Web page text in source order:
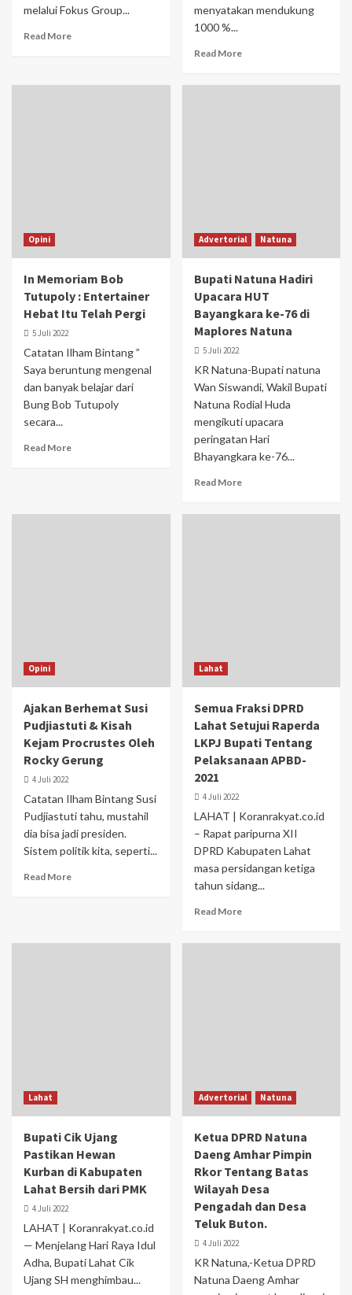
melalui Fokus Group...
Read More
menyatakan mendukung
1000 %...
Read More
Opini
In Memoriam Bob
Tutupoly : Entertainer
Hebat Itu Telah Pergi
5 Juli 2022
Catatan Ilham Bintang ”
Saya beruntung mengenal
dan banyak belajar dari
Bung Bob Tutupoly
secara...
Read More
Advertorial Natuna
Bupati Natuna Hadiri
Upacara HUT
Bayangkara ke-76 di
Maplores Natuna
5 Juli 2022
KR Natuna-Bupati natuna
Wan Siswandi, Wakil Bupati
Natuna Rodial Huda
mengikuti upacara
peringatan Hari
Bhayangkara ke-76...
Read More
Opini
Ajakan Berhemat Susi
Pudjiastuti & Kisah
Kejam Procrustes Oleh
Rocky Gerung
4 Juli 2022
Catatan Ilham Bintang Susi
Pudjiastuti tahu, mustahil
dia bisa jadi presiden.
Sistem politik kita, seperti...
Read More
Lahat
Semua Fraksi DPRD
Lahat Setujui Raperda
LKPJ Bupati Tentang
Pelaksanaan APBD-
2021
4 Juli 2022
LAHAT | Koranrakyat.co.id
– Rapat paripurna XII
DPRD Kabupaten Lahat
masa persidangan ketiga
tahun sidang...
Read More
Lahat
Bupati Cik Ujang
Pastikan Hewan
Kurban di Kabupaten
Lahat Bersih dari PMK
4 Juli 2022
LAHAT | Koranrakyat.co.id
— Menjelang Hari Raya Idul
Adha, Bupati Lahat Cik
Ujang SH menghimbau...
Advertorial Natuna
Ketua DPRD Natuna
Daeng Amhar Pimpin
Rkor Tentang Batas
Wilayah Desa
Pengadah dan Desa
Teluk Buton.
4 Juli 2022
KR Natuna,-Ketua DPRD
Natuna Daeng Amhar